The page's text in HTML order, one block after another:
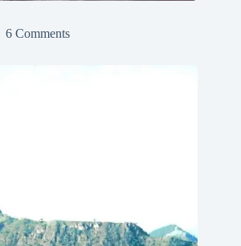
6 Comments